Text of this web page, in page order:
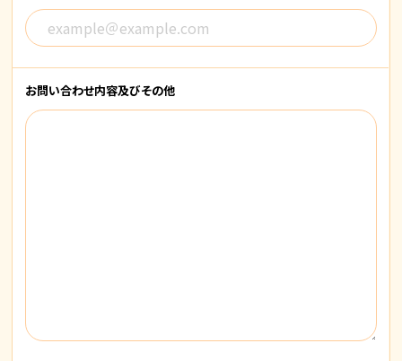
お問い合わせ内容及びその他